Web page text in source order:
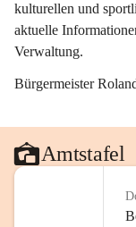
kulturellen und
aktuelle
Verwaltung.
Bürgermeister
Amtstafel